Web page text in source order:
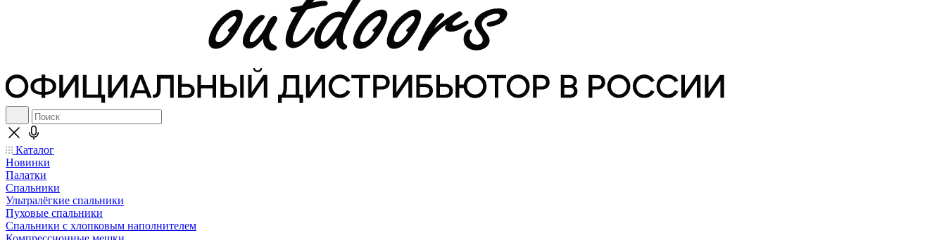
Каталог
Новинки
Палатки
Спальники
Ультралёгкие спальники
Пуховые спальники
Спальники с хлопковым наполнителем